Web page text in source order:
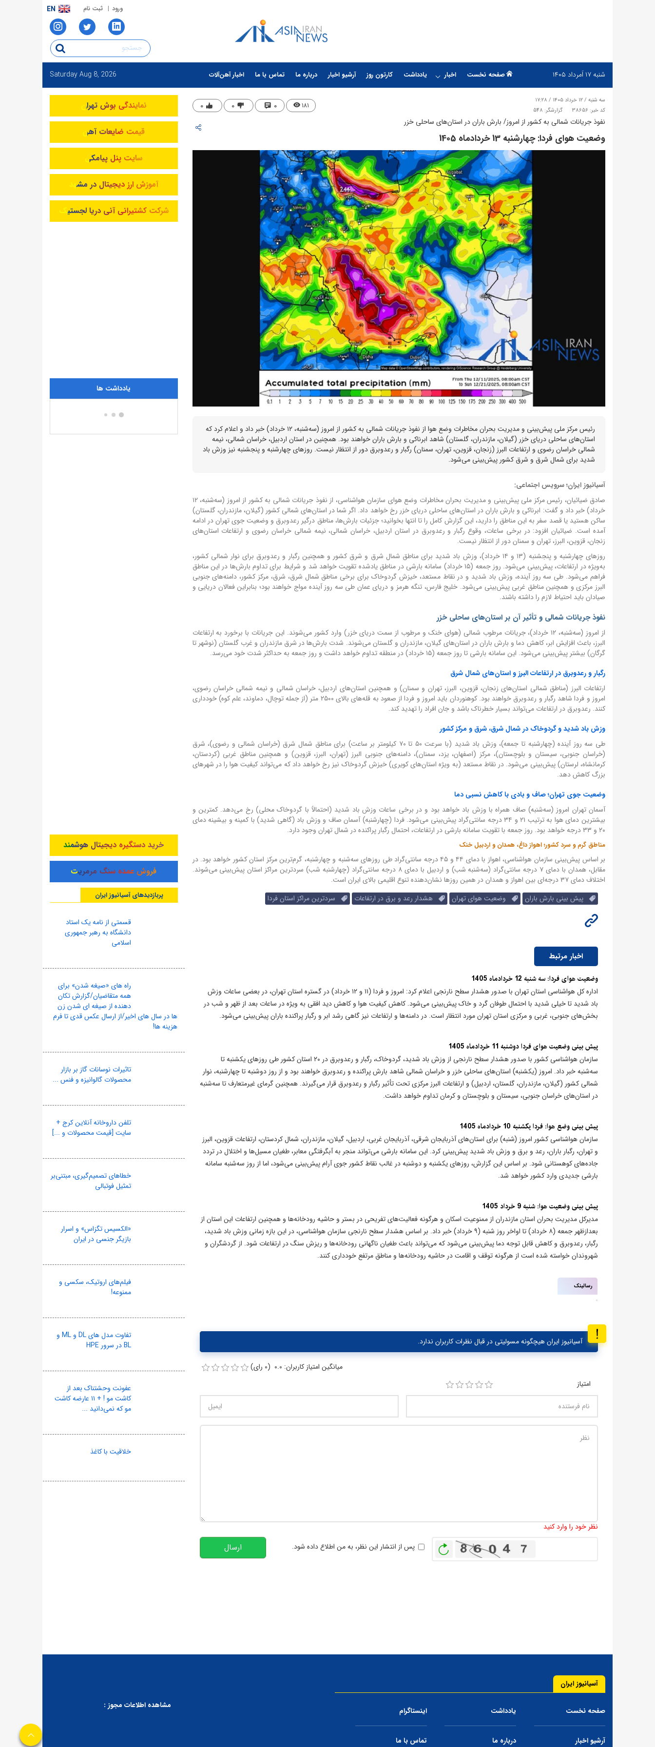
ورود ثبت نام EN
شنبه ۱۷ اَمرداد ۱۴۰۵ صفحه نخست اخبار یادداشت کارتون روز آرشیو اخبار درباره ما تماس با ما اخبار آهن‌آلات SaturdayAug 8, 2026
سه شنبه / ۱۲ خرداد ۱۴۰۵ / ۱۷:۲۸
کد خبر: 38656
گزارشگر: 548 ۱۸۱ ۰ ۰ ۰
نفوذ جریانات شمالی به کشور از امروز/ بارش باران در استان‌های ساحلی خزر
وضعیت هوای فردا: چهارشنبه 13 خردادماه 1405
رئیس مرکز ملی پیش‌بینی و مدیریت بحران مخاطرات وضع هوا از نفوذ جریانات شمالی به کشور از امروز (سه‌شنبه، ۱۲ خرداد) خبر داد و اعلام کرد که
استان‌های ساحلی دریای خزر (گیلان، مازندران، گلستان) شاهد ابرناکی و بارش باران خواهند بود. همچنین در استان اردبیل، خراسان شمالی، نیمه
شمالی خراسان رضوی و ارتفاعات البرز (زنجان، قزوین، تهران، سمنان) رگبار و رعدوبرق دور از انتظار نیست. روزهای چهارشنبه و پنجشنبه نیز وزش باد
شدید برای شمال شرق و شرق کشور پیش‌بینی می‌شود.
آسیانیوز ایران؛ سرویس اجتماعی:
صادق ضیائیان، رئیس مرکز ملی پیش‌بینی و مدیریت بحران مخاطرات وضع هوای سازمان هواشناسی، از نفوذ جریانات شمالی به کشور از امروز (سه‌شنبه، ۱۲
خرداد) خبر داد و گفت: ابرناکی و بارش باران در استان‌های ساحلی دریای خزر رخ خواهد داد. اگر شما در استان‌های شمالی کشور (گیلان، مازندران، گلستان)
ساکن هستید یا قصد سفر به این مناطق را دارید، این گزارش کامل را تا انتها بخوانید؛ جزئیات بارش‌ها، مناطق درگیر رعدوبرق و وضعیت جوی تهران در ادامه
آمده است. ضیائیان افزود: در برخی ساعات، وقوع رگبار و رعدوبرق در استان اردبیل، خراسان شمالی، نیمه شمالی خراسان رضوی و ارتفاعات استان‌های
زنجان، قزوین، البرز، تهران و سمنان دور از انتظار نیست.
روزهای چهارشنبه و پنجشنبه (۱۳ و ۱۴ خرداد)، وزش باد شدید برای مناطق شمال شرق و شرق کشور و همچنین رگبار و رعدوبرق برای نوار شمالی کشور،
به‌ویژه در ارتفاعات، پیش‌بینی می‌شود. روز جمعه (۱۵ خرداد) سامانه بارشی در مناطق یادشده تقویت خواهد شد و شرایط برای تداوم بارش‌ها در این مناطق
فراهم می‌شود. طی سه روز آینده، وزش باد شدید و در نقاط مستعد، خیزش گردوخاک برای برخی مناطق شمال شرق، شرق، مرکز کشور، دامنه‌های جنوبی
البرز مرکزی و همچنین مناطق غربی پیش‌بینی می‌شود. خلیج فارس، تنگه هرمز و دریای عمان طی سه روز آینده مواج خواهند بود؛ بنابراین فعالان دریایی و
صیادان باید احتیاط لازم را داشته باشند.
نفوذ جریانات شمالی و تأثیر آن بر استان‌های ساحلی خزر
از امروز (سه‌شنبه، ۱۲ خرداد)، جریانات مرطوب شمالی (هوای خنک و مرطوب از سمت دریای خزر) وارد کشور می‌شوند. این جریانات با برخورد به ارتفاعات
البرز، باعث افزایش ابر، کاهش دما و بارش باران در استان‌های گیلان، مازندران و گلستان می‌شوند. شدت بارش‌ها در شرق مازندران و غرب گلستان (نوشهر تا
گرگان) بیشتر پیش‌بینی می‌شود. این سامانه بارشی تا روز جمعه (۱۵ خرداد) در منطقه تداوم خواهد داشت و روز جمعه به حداکثر شدت خود می‌رسد.
رگبار و رعدوبرق در ارتفاعات البرز و استان‌های شمال شرق
ارتفاعات البرز (مناطق شمالی استان‌های زنجان، قزوین، البرز، تهران و سمنان) و همچنین استان‌های اردبیل، خراسان شمالی و نیمه شمالی خراسان رضوی،
امروز و فردا شاهد رگبار و رعدوبرق خواهند بود. کوهنوردان باید امروز و فردا از صعود به قله‌های بالای ۲۵۰۰ متر (از جمله توچال، دماوند، علم کوه) خودداری
کنند. رعدوبرق در ارتفاعات می‌تواند بسیار خطرناک باشد و جان افراد را تهدید کند.
وزش باد شدید و گردوخاک در شمال شرق، شرق و مرکز کشور
طی سه روز آینده (چهارشنبه تا جمعه)، وزش باد شدید (با سرعت ۵۰ تا ۷۰ کیلومتر بر ساعت) برای مناطق شمال شرق (خراسان شمالی و رضوی)، شرق
(خراسان جنوبی، سیستان و بلوچستان)، مرکز (اصفهان، یزد، سمنان)، دامنه‌های جنوبی البرز (تهران، البرز، قزوین) و همچنین مناطق غربی (کردستان،
کرمانشاه، لرستان) پیش‌بینی می‌شود. در نقاط مستعد (به ویژه استان‌های کویری) خیزش گردوخاک نیز رخ خواهد داد که می‌تواند کیفیت هوا را در شهرهای
بزرگ کاهش دهد.
وضعیت جوی تهران؛ صاف و بادی با کاهش نسبی دما
آسمان تهران امروز (سه‌شنبه) صاف همراه با وزش باد خواهد بود و در برخی ساعات وزش باد شدید (احتمالاً با گردوخاک محلی) رخ می‌دهد. کمترین و
بیشترین دمای هوا به ترتیب ۲۱ و ۳۴ درجه سانتی‌گراد پیش‌بینی می‌شود. فردا (چهارشنبه) آسمان صاف و وزش باد (گاهی شدید) با کمینه و بیشینه دمای
۲۰ و ۳۳ درجه خواهد بود. روز جمعه با تقویت سامانه بارشی در ارتفاعات، احتمال رگبار پراکنده در شمال تهران وجود دارد.
مناطق گرم و سرد کشور؛ اهواز داغ، همدان و اردبیل خنک
بر اساس پیش‌بینی سازمان هواشناسی، اهواز با دمای ۴۴ و ۴۵ درجه سانتی‌گراد طی روزهای سه‌شنبه و چهارشنبه، گرم‌ترین مرکز استان کشور خواهد بود. در
مقابل، همدان با دمای ۷ درجه سانتی‌گراد (سه‌شنبه شب) و اردبیل با دمای ۸ درجه سانتی‌گراد (چهارشنبه شب) سردترین مراکز استان پیش‌بینی می‌شوند.
اختلاف دمای ۳۷ درجه‌ای بین اهواز و همدان در همین روزها نشان‌دهنده تنوع اقلیمی بالای ایران است.
پیش بینی بارش باران
وضعیت هوای تهران هشدار رعد و برق در ارتفاعات سردترین مراکز استان فردا
اخبار مرتبط
وضعیت هوای فردا: سه شنبه 12 خردادماه 1405
اداره کل هواشناسی استان تهران با صدور هشدار سطح نارنجی اعلام کرد: امروز و فردا (۱۱ و ۱۲ خرداد) در گستره استان تهران، در بعضی ساعات وزش
باد شدید تا خیلی شدید با احتمال طوفان گرد و خاک پیش‌بینی می‌شود. کاهش کیفیت هوا و کاهش دید افقی به ویژه در ساعات بعد از ظهر و شب در
بخش‌های جنوبی، غربی و مرکزی استان تهران مورد انتظار است. در دامنه‌ها و ارتفاعات نیز گاهی رشد ابر و رگبار پراکنده باران پیش‌بینی می‌شود.
پیش بینی وضعیت هوای فردا دوشنبه 11 خردادماه 1405
سازمان هواشناسی کشور با صدور هشدار سطح نارنجی از وزش باد شدید، گردوخاک، رگبار و رعدوبرق در ۲۰ استان کشور طی روزهای یکشنبه تا
سه‌شنبه خبر داد. امروز (یکشنبه) استان‌های ساحلی خزر و خراسان شمالی شاهد بارش پراکنده و رعدوبرق خواهند بود و از روز دوشنبه تا چهارشنبه، نوار
شمالی کشور (گیلان، مازندران، گلستان، اردبیل) و ارتفاعات البرز مرکزی تحت تأثیر رگبار و رعدوبرق قرار می‌گیرند. همچنین گرمای غیرمتعارف تا سه‌شنبه
در استان‌های خراسان جنوبی، سیستان و بلوچستان و کرمان تداوم خواهد داشت.
پیش بینی وضع هوا: فردا یکشنبه 10 خردادماه 1405
سازمان هواشناسی کشور امروز (شنبه) برای استان‌های آذربایجان شرقی، آذربایجان غربی، اردبیل، گیلان، مازندران، شمال کردستان، ارتفاعات قزوین، البرز
و تهران، رگبار باران، رعد و برق و وزش باد شدید پیش‌بینی کرد. این سامانه بارشی می‌تواند منجر به آبگرفتگی معابر، طغیان مسیل‌ها و اختلال در تردد
جاده‌های کوهستانی شود. بر اساس این گزارش، روزهای یکشنبه و دوشنبه در غالب نقاط کشور جوی آرام پیش‌بینی می‌شود، اما از روز سه‌شنبه سامانه
بارشی جدیدی وارد کشور خواهد شد.
پیش بینی وضعیت هوا: شنبه 9 خرداد 1405
مدیرکل مدیریت بحران استان مازندران از ممنوعیت اسکان و هرگونه فعالیت‌های تفریحی در بستر و حاشیه رودخانه‌ها و همچنین ارتفاعات این استان از
بعدازظهر جمعه (۸ خرداد) تا اواخر روز شنبه (۹ خرداد) خبر داد. بر اساس هشدار سطح نارنجی سازمان هواشناسی، در این بازه زمانی وزش باد شدید،
رگبار، رعدوبرق و کاهش قابل توجه دما پیش‌بینی می‌شود که می‌تواند باعث طغیان ناگهانی رودخانه‌ها و ریزش سنگ در ارتفاعات شود. از گردشگران و
شهروندان خواسته شده است از هرگونه توقف و اقامت در حاشیه رودخانه‌ها و مناطق مرتفع خودداری کنند.
رسالینک
آسیانیوز ایران هیچگونه مسولیتی در قبال نظرات کاربران ندارد.
میانگین امتیاز کاربران: 0.0 (0 رای)
امتیاز
نظر خود را وارد کنید
بازخوانیپس از انتشار این نظر، به من اطلاع داده شود. ارسال
نمایندگی بوش تهران
قیمت ضایعات آهن
سایت پنل پیامکی
آموزش ارز دیجیتال در مشهد
شرکت کشتیرانی آنی دریا لجستیک
یادداشت ها
خرید دستگیره دیجیتال هوشمند
فروش عمده سنگ مرمریت
پربازدیدهای آسیانیوز ایران
قسمتی از نامه یک استاد
دانشگاه به رهبر جمهوری
اسلامی
راه های «صیغه شدن» برای
همه متقاضیان/گزارش تکان
دهنده از صیغه ای شدن زن
ها در سال های اخیر/از ارسال عکس قدی تا فرم
هزینه ها!
تاثیرات نوسانات گاز بر بازار
محصولات گالوانیزه و فنس ...
تلفن داروخانه آنلاین کرج +
سایت [قیمت محصولات و ...]
خطاهای تصمیم‌گیری، مبتنی‌بر
تمثیل فوتبالی
«الکسیس تگزاس» و اسرار
بازیگر جنسی در ایران
فیلم‌های اروتیک، سکسی و
ممنوعه!
تفاوت مدل های DL و ML و
BL در سرور HPE
عفونت وحشتناک بعد از
کاشت مو ! + ۱۱ عارضه کاشت
مو که نمی‌دانید ...
خلاقیت با کاغذ
آسیانیوز ایران
صفحه نخست یادداشت اینستاگرام
آرشیو اخبار درباره ما تماس با ما
مشاهده اطلاعات مجوز :